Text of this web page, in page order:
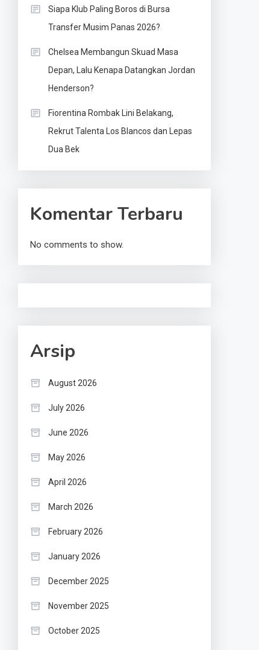
Siapa Klub Paling Boros di Bursa
Transfer Musim Panas 2026?
Chelsea Membangun Skuad Masa
Depan, Lalu Kenapa Datangkan Jordan
Henderson?
Fiorentina Rombak Lini Belakang,
Rekrut Talenta Los Blancos dan Lepas
Dua Bek
Komentar Terbaru
No comments to show.
Arsip
August 2026
July 2026
June 2026
May 2026
April 2026
March 2026
February 2026
January 2026
December 2025
November 2025
October 2025